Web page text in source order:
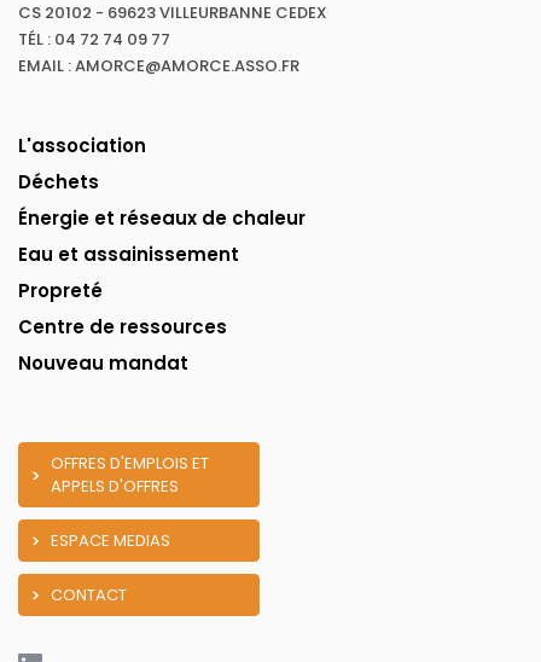
CS 20102 - 69623 VILLEURBANNE CEDEX
TÉL : 04 72 74 09 77
EMAIL : AMORCE@AMORCE.ASSO.FR
L'association
Déchets
Énergie et réseaux de chaleur
Eau et assainissement
Propreté
Centre de ressources
Nouveau mandat
OFFRES D'EMPLOIS ET
APPELS D'OFFRES
ESPACE MEDIAS
CONTACT